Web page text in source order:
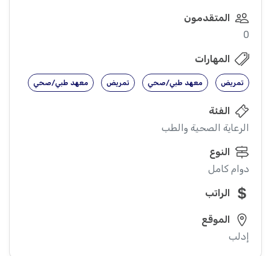
المتقدمون
0
المهارات
تمريض معهد طبي/صحي تمريض معهد طبي/صحي
الفئة
الرعاية الصحية والطب
النوع
دوام كامل
الراتب
الموقع
إدلب